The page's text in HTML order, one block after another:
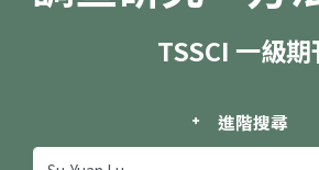
TSSCI 一級期
進階搜尋